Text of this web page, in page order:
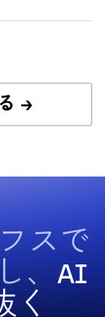
→
スで
、AI
く